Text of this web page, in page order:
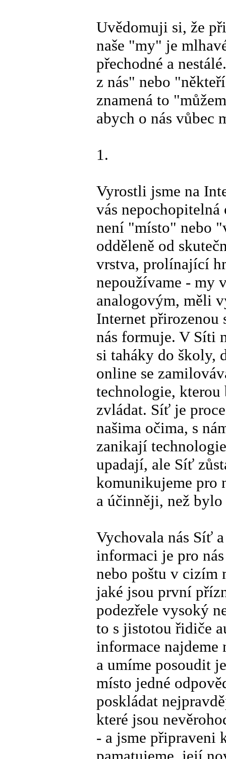
Uvědomuji si, že
naše "my" je
přechodné a
z nás" nebo
znamená to
abych o nás vůbec
1.
Vyrostli jsme na
vás
není "místo" nebo
odděleně od
vrstva, prolínající
nepoužívame - my
analogovým, měli
Internet přirozenou
nás formuje. V Síti
si taháky do školy,
online se
technologie, kterou
zvládat. Síť je
našima očima, s
zanikají
upadají, ale Síť
komunikujeme pro
a účinněji, než
Vychovala nás Síť
informaci je pro
nebo poštu v cizím
jaké jsou první
podezřele vysoký
to s jistotou řidiče
informace najdeme
a umíme posoudit
místo jedné
poskládat
které jsou
- a jsme připraveni